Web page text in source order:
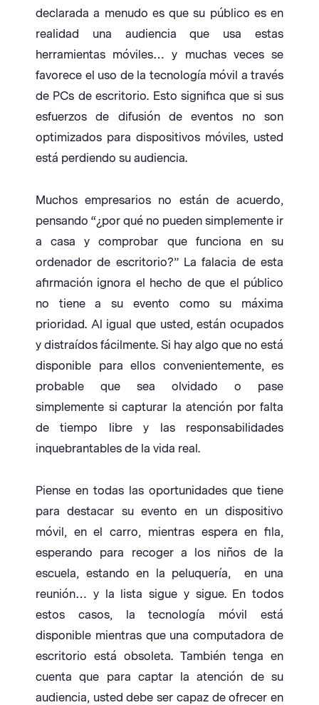
declarada a menudo es que su público es en
realidad una audiencia que usa estas
herramientas móviles… y muchas veces se
favorece el uso de la tecnología móvil a través
de PCs de escritorio. Esto significa que si sus
esfuerzos de difusión de eventos no son
optimizados para dispositivos móviles, usted
está perdiendo su audiencia.
Muchos empresarios no están de acuerdo,
pensando “¿por qué no pueden simplemente ir
a casa y comprobar que funciona en su
ordenador de escritorio?” La falacia de esta
afirmación ignora el hecho de que el público
no tiene a su evento como su máxima
prioridad. Al igual que usted, están ocupados
y distraídos fácilmente. Si hay algo que no está
disponible para ellos convenientemente, es
probable que sea olvidado o pase
simplemente si capturar la atención por falta
de tiempo libre y las responsabilidades
inquebrantables de la vida real.
Piense en todas las oportunidades que tiene
para destacar su evento en un dispositivo
móvil, en el carro, mientras espera en fila,
esperando para recoger a los niños de la
escuela, estando en la peluquería, en una
reunión… y la lista sigue y sigue. En todos
estos casos, la tecnología móvil está
disponible mientras que una computadora de
escritorio está obsoleta. También tenga en
cuenta que para captar la atención de su
audiencia, usted debe ser capaz de ofrecer en